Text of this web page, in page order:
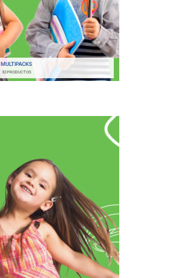
MULTIPACKS
32 PRODUCTOS